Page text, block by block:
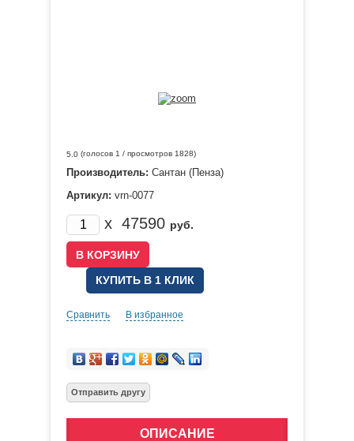
5.0 (голосов 1 / просмотров 1828)
Производитель: Сантан (Пенза)
Артикул: vrn-0077
x 47590 руб.
КУПИТЬ В 1 КЛИК
Сравнить В избранное
ОПИСАНИЕ